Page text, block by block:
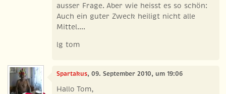
ausser Frage. Aber wie heisst es so schön:
Auch ein guter Zweck heiligt nicht alle
Mittel....
lg tom
Spartakus, 09. September 2010, um 19:06
Hallo Tom,